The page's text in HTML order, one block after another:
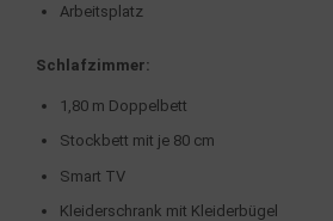
Arbeitsplatz
Schlafzimmer:
1,80 m Doppelbett
Stockbett mit je 80 cm
Smart TV
Kleiderschrank mit Kleiderbügel